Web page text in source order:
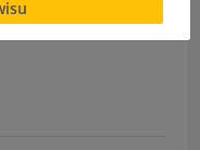
utrudnić lub
dostępne są cały